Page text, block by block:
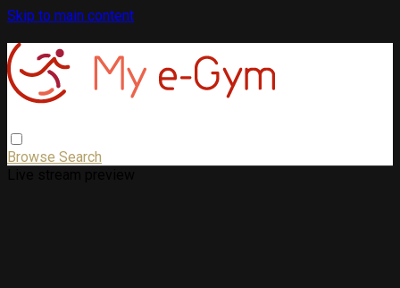
Skip to main content
Browse Search